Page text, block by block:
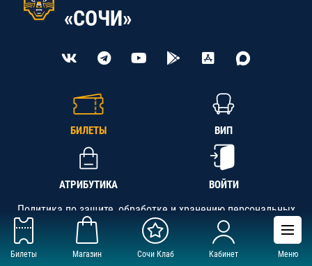
Билеты Магазин Сочи Клаб Кабинет Меню
«СОЧИ»
БИЛЕТЫ ВИП
АТРИБУТИКА ВОЙТИ
Политика по защите, обработке и хранению персональных
данных
АНО «СК «Кубань-Регион», ОГРН 1142300002349,